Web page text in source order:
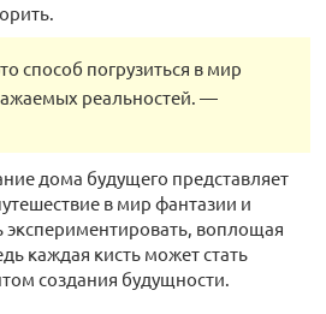
способ погрузиться в мир
реальностей. —
дома будущего представляет
в мир фантазии и
экспериментировать, воплощая
каждая кисть может стать
создания будущности.